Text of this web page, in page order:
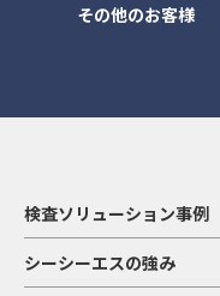
その他のお客様
検査ソリューション事例
シーシーエスの強み